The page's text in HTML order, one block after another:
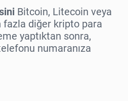
Bitcoin, Litecoin veya
fazla diğer kripto para
yaptıktan sonra,
numaranıza